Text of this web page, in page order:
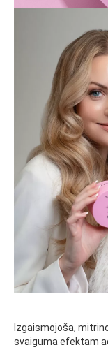
Izgaismojoša,
svaiguma efektam